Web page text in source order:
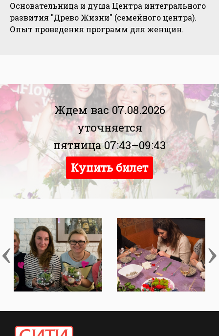
Основательница и душа Центра интегрального
развития "Древо Жизни" (семейного центра).
Опыт проведения программ для женщин.
Ждем вас 07.08.2026
уточняется
пятница 07:43–09:43
Купить билет
‹ ›